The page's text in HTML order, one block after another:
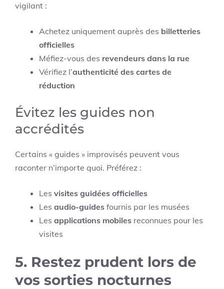
vigilant :
Achetez uniquement auprès des billetteries
officielles
Méfiez-vous des revendeurs dans la rue
Vérifiez l’authenticité des cartes de
réduction
Évitez les guides non
accrédités
Certains « guides » improvisés peuvent vous
raconter n’importe quoi. Préférez :
Les visites guidées officielles
Les audio-guides fournis par les musées
Les applications mobiles reconnues pour les
visites
5. Restez prudent lors de
vos sorties nocturnes